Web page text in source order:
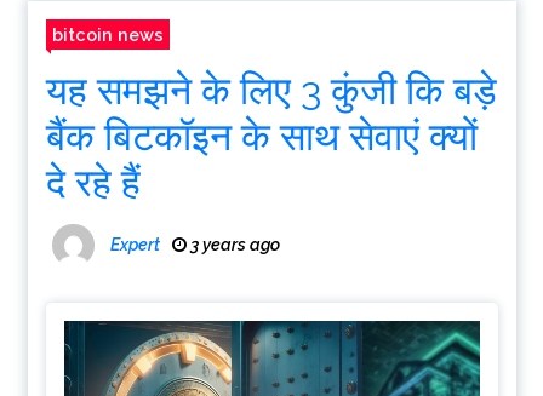
bitcoin news
यह समझने के लिए 3 कुंजी कि बड़े
बैंक बिटकॉइन के साथ सेवाएं क्यों
दे रहे हैं
Expert 3 years ago